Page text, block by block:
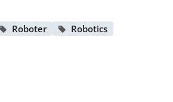
Roboter Robotics